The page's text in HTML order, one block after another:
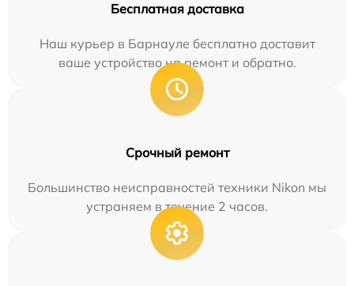
Бесплатная доставка
Наш курьер в Барнауле бесплатно доставит
ваше устройство на ремонт и обратно.
Срочный ремонт
Большинство неисправностей техники Nikon мы
устраняем в течение 2 часов.